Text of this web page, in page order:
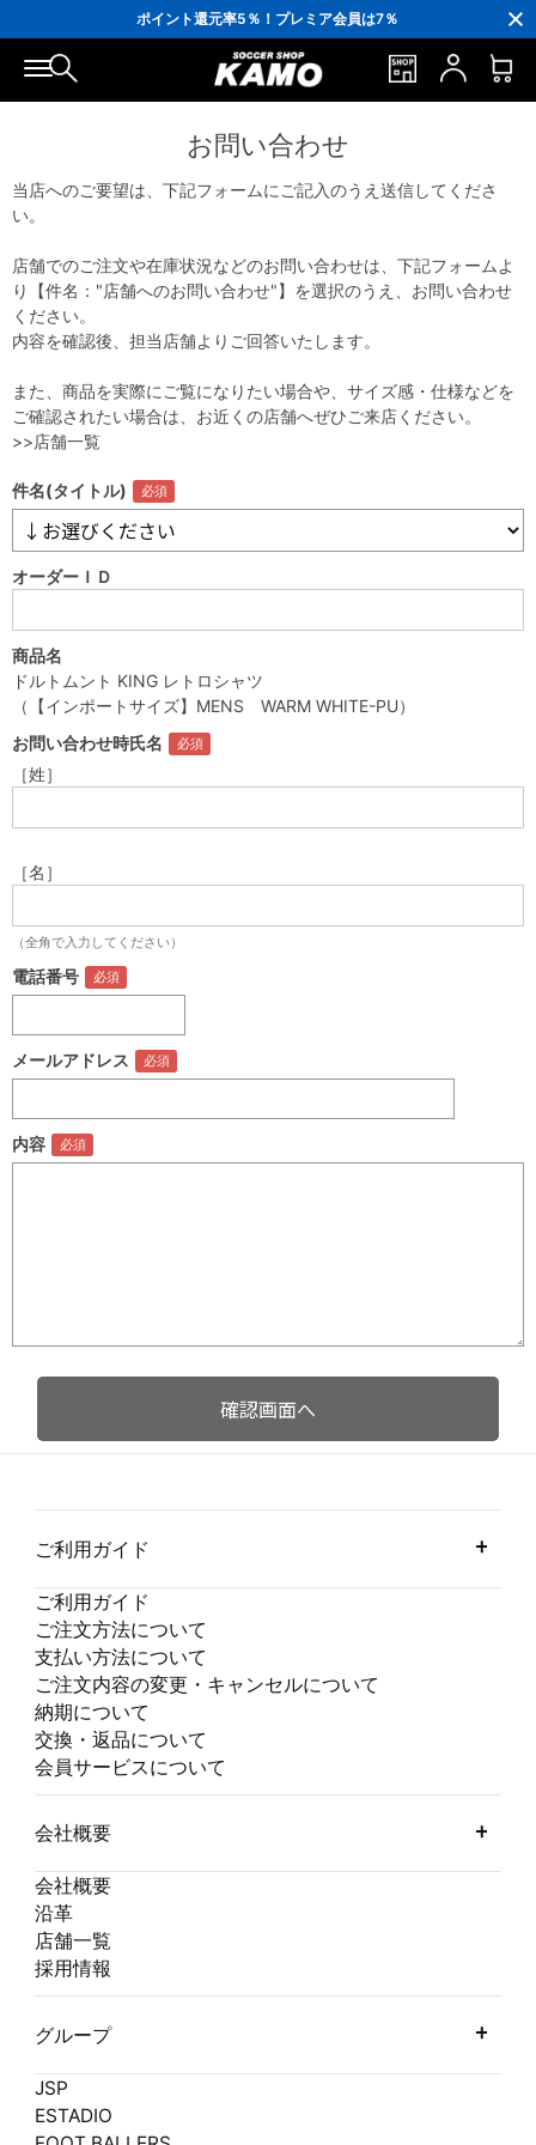
ポイント還元率5％！プレミア会員は7％
会員の方にはお誕生月に「10％OFFクーポン」プレゼント！
16,000円(税込)以上でシューズケースプレゼント！
3,300円(税込)以上で送料無料！
お問い合わせ
当店へのご要望は、下記フォームにご記入のうえ送信してくださ
い。
店舗でのご注文や在庫状況などのお問い合わせは、下記フォームよ
り【件名："店舗へのお問い合わせ"】を選択のうえ、お問い合わせ
ください。
内容を確認後、担当店舗よりご回答いたします。
また、商品を実際にご覧になりたい場合や、サイズ感・仕様などを
ご確認されたい場合は、お近くの店舗へぜひご来店ください。
>>店舗一覧
件名(タイトル)
オーダーＩＤ
商品名
ドルトムント KING レトロシャツ
（【インポートサイズ】MENS WARM WHITE-PU）
お問い合わせ時氏名
［姓］
［名］
（全角で入力してください）
電話番号
メールアドレス
内容
ご利用ガイド
ご利用ガイド
ご注文方法について
支払い方法について
ご注文内容の変更・キャンセルについて
納期について
交換・返品について
会員サービスについて
会社概要
会社概要
沿革
店舗一覧
採用情報
グループ
JSP
ESTADIO